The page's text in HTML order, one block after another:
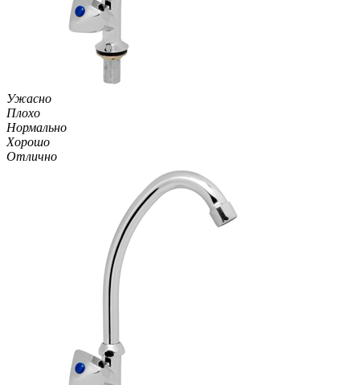
Ужасно
Плохо
Нормально
Хорошо
Отлично